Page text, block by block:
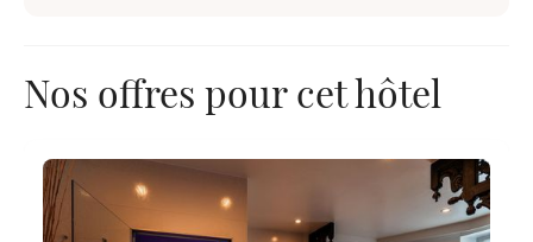
Nos offres pour cet hôtel